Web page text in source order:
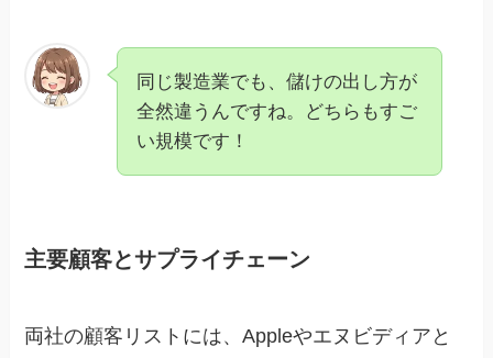
同じ製造業でも、儲けの出し方が
全然違うんですね。どちらもすご
い規模です！
主要顧客とサプライチェーン
両社の顧客リストには、Appleやエヌビディアと